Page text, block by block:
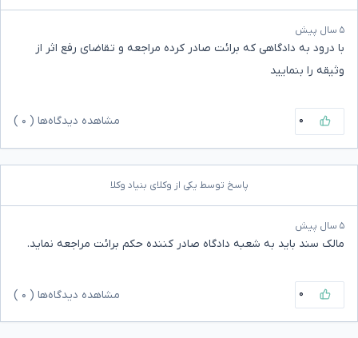
۵ سال پیش
با درود به دادگاهی که برائت صادر کرده مراجعه و تقاضای رفع اثر از
وثیقه را بنمایید
۰ مشاهده دیدگاه‌ها ( ۰
پاسخ توسط یکی از وکلای بنیاد وکلا
۵ سال پیش
مالک سند باید به شعبه دادگاه صادر کننده حکم برائت مراجعه نماید.
۰ مشاهده دیدگاه‌ها ( ۰